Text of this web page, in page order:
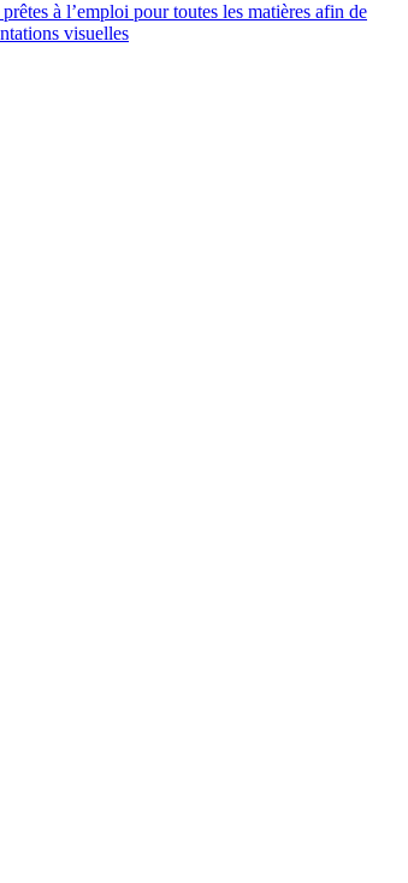
à l’emploi pour toutes les matières afin de
visuelles